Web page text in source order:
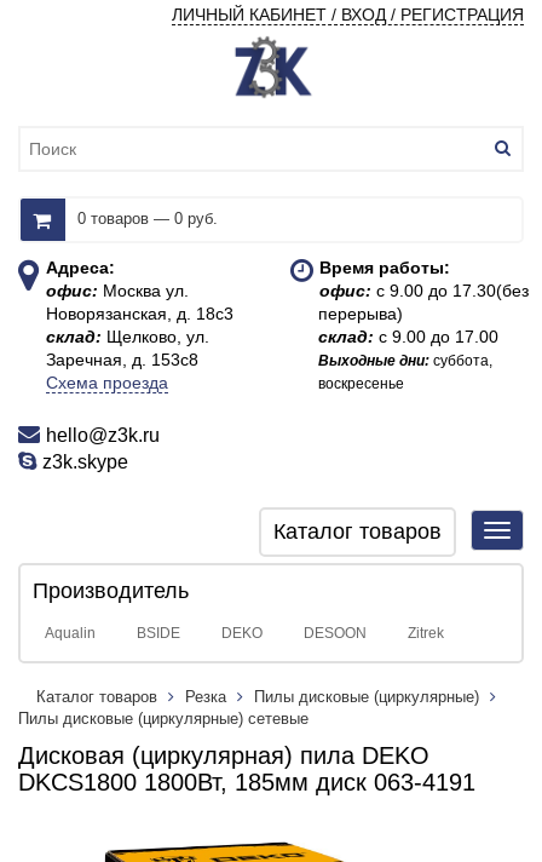
ЛИЧНЫЙ КАБИНЕТ / ВХОД / РЕГИСТРАЦИЯ
0 товаров — 0 руб.
Адреса:
офис: Москва ул.
Новорязанская, д. 18с3
склад: Щелково, ул.
Заречная, д. 153с8
Схема проезда
Время работы:
офис:с 9.00 до 17.30(без
перерыва)
склад:с 9.00 до 17.00
Выходные дни:суббота,
воскресенье
hello@z3k.ru
z3k.skype
Каталог товаров
Производитель
Aqualin BSIDE DEKO DESOON Zitrek
Каталог товаров Резка
Пилы дисковые (циркулярные)
Пилы дисковые (циркулярные) сетевые
Дисковая (циркулярная) пила DEKO
DKCS1800 1800Вт, 185мм диск 063-4191